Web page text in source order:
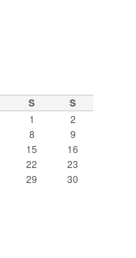
S S
1
2
8
9
15
16
22
23
29
30